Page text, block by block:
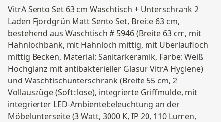
VitrA Sento Set 63 cm Waschtisch + Unterschrank 2
Laden Fjordgrün Matt Sento Set, Breite 63 cm,
bestehend aus Waschtisch # 5946 (Breite 63 cm, mit
Hahnlochbank, mit Hahnloch mittig, mit Überlaufloch
mittig Becken, Material: Sanitärkeramik, Farbe: Weiß
Hochglanz mit antibakterieller Glasur VitrA Hygiene)
und Waschtischunterschrank (Breite 55 cm, 2
Vollauszüge (Softclose), integrierte Griffmulde, mit
integrierter LED-Ambientebeleuchtung an der
Möbelunterseite (3 Watt, 3000 K, IP 20, 110 Lumen,